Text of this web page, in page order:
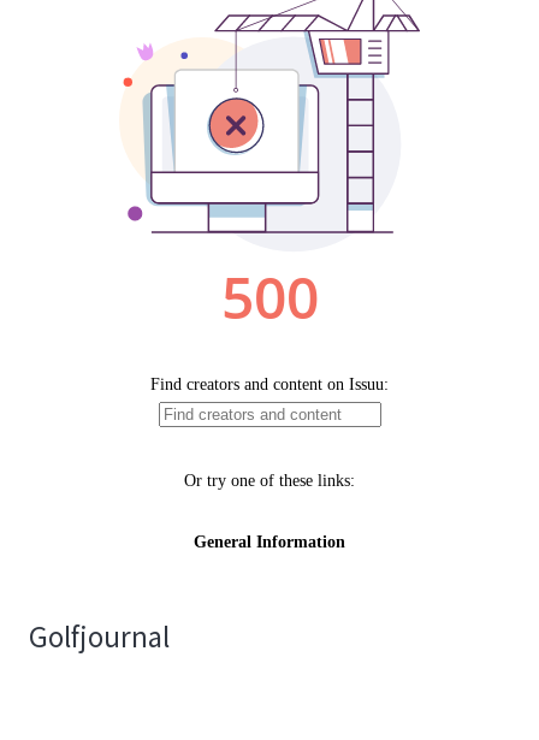
Golfjournal